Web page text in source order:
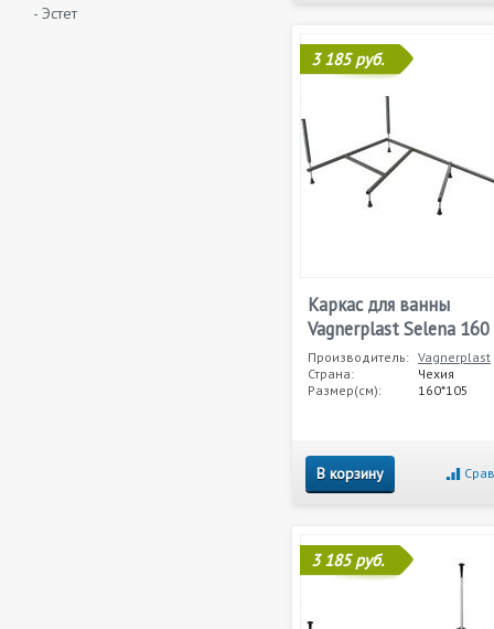
- Эстет
3 185 руб.
Каркас для ванны
Vagnerplast Selena 160
Производитель: Vagnerplast
Страна:
Чехия
Размер(см):
160*105
В корзину
3 185 руб.